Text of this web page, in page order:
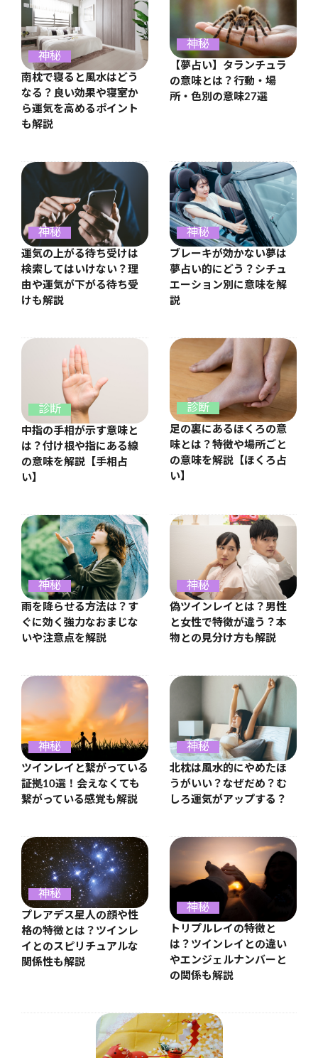
神秘
南枕で寝ると風水はどう
なる？良い効果や寝室か
ら運気を高めるポイント
も解説
神秘
【夢占い】タランチュラ
の意味とは？行動・場
所・色別の意味27選
神秘
運気の上がる待ち受けは
検索してはいけない？理
由や運気が下がる待ち受
けも解説
神秘
ブレーキが効かない夢は
夢占い的にどう？シチュ
エーション別に意味を解
説
診断
中指の手相が示す意味と
は？付け根や指にある線
の意味を解説【手相占
い】
診断
足の裏にあるほくろの意
味とは？特徴や場所ごと
の意味を解説【ほくろ占
い】
神秘
雨を降らせる方法は？す
ぐに効く強力なおまじな
いや注意点を解説
神秘
偽ツインレイとは？男性
と女性で特徴が違う？本
物との見分け方も解説
神秘
ツインレイと繋がっている
証拠10選！会えなくても
繋がっている感覚も解説
神秘
北枕は風水的にやめたほ
うがいい？なぜだめ？む
しろ運気がアップする？
神秘
プレアデス星人の顔や性
格の特徴とは？ツインレ
イとのスピリチュアルな
関係性も解説
神秘
トリプルレイの特徴と
は？ツインレイとの違い
やエンジェルナンバーと
の関係も解説